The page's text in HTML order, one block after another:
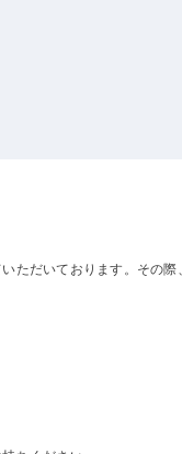
ただいております。その際